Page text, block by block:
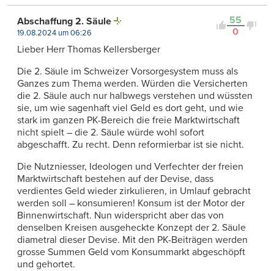
55
0
Abschaffung 2. Säule
19.08.2024 um 06:26
Lieber Herr Thomas Kellersberger
Die 2. Säule im Schweizer Vorsorgesystem muss als
Ganzes zum Thema werden. Würden die Versicherten
die 2. Säule auch nur halbwegs verstehen und wüssten
sie, um wie sagenhaft viel Geld es dort geht, und wie
stark im ganzen PK-Bereich die freie Marktwirtschaft
nicht spielt – die 2. Säule würde wohl sofort
abgeschafft. Zu recht. Denn reformierbar ist sie nicht.
Die Nutzniesser, Ideologen und Verfechter der freien
Marktwirtschaft bestehen auf der Devise, dass
verdientes Geld wieder zirkulieren, in Umlauf gebracht
werden soll – konsumieren! Konsum ist der Motor der
Binnenwirtschaft. Nun widerspricht aber das von
denselben Kreisen ausgeheckte Konzept der 2. Säule
diametral dieser Devise. Mit den PK-Beiträgen werden
grosse Summen Geld vom Konsummarkt abgeschöpft
und gehortet.